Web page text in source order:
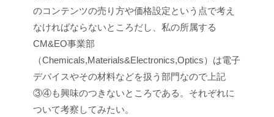
のコンテンツの売り方や価格設定という点で考え
なければならないところだし、私の所属する
CM&EO事業部
（Chemicals,Materials&Electronics,Optics）は電子
デバイスやその材料などを扱う部門なので上記
③④も興味のつきないところである。それぞれに
ついて考察してみたい。